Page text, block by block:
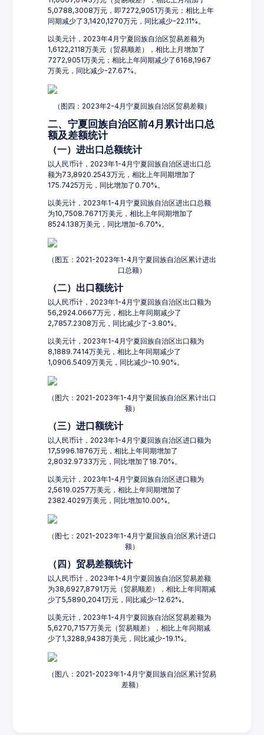
5,0788,3008万元，即7272,9051万美元；相比上年
同期减少了3,1420,1270万元，同比减少-22.11%。
以美元计，2023年4月宁夏回族自治区贸易差额为
1,6122,2118万美元（贸易顺差），相比上月增加了
7272,9051万美元；相比上年同期减少了6168,1967
万美元，同比减少-27.67%。
（图四：2023年2-4月宁夏回族自治区贸易差额）
二、宁夏回族自治区前4月累计出口总
额及差额统计
（一）进出口总额统计
以人民币计，2023年1-4月宁夏回族自治区进出口总
额为73,8920.2543万元，相比上年同期增加了
175.7425万元，同比增加了0.70%。
以美元计，2023年1-4月宁夏回族自治区进出口总额
为10,7508.7671万美元，相比上年同期增加了
8524.138万美元，同比增加-6.70%。
（图五：2021-2023年1-4月宁夏回族自治区累计进出
口总额）
（二）出口额统计
以人民币计，2023年1-4月宁夏回族自治区出口额为
56,2924.0667万元，相比上年同期减少了
2,7857.2308万元，同比减少了-3.80%。
以美元计，2023年1-4月宁夏回族自治区出口额为
8,1889.7414万美元，相比上年同期减少了
1,0906.5409万美元，同比减少-10.90%。
（图六：2021-2023年1-4月宁夏回族自治区累计出口
额）
（三）进口额统计
以人民币计，2023年1-4月宁夏回族自治区进口额为
17,5996.1876万元，相比上年同期增加了
2,8032.9733万元，同比增加了18.70%。
以美元计，2023年1-4月宁夏回族自治区进口额为
2,5619.0257万美元，相比上年同期增加了
2382.4029万美元，同比增加10.00%。
（图七：2021-2023年1-4月宁夏回族自治区累计进口
额）
（四）贸易差额统计
以人民币计，2023年1-4月宁夏回族自治区贸易差额
为38,6927,8791万元（贸易顺差），相比上年同期减
少了5,5890,2041万元，同比减少-12.62%。
以美元计，2023年1-4月宁夏回族自治区贸易差额为
5,6270,7157万美元（贸易顺差），相比上年同期减
少了1,3288,9438万美元，同比减少-19.1%。
（图八：2021-2023年1-4月宁夏回族自治区累计贸易
差额）